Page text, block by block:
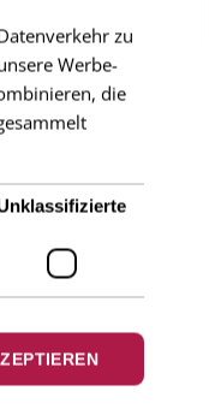
mit Schnee-
vor allem
im
Innenfarbe
zu
Werbe-
die